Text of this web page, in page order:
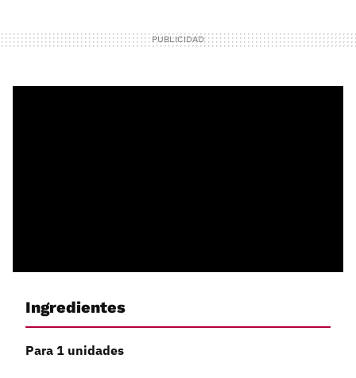
Ingredientes
Para 1 unidades